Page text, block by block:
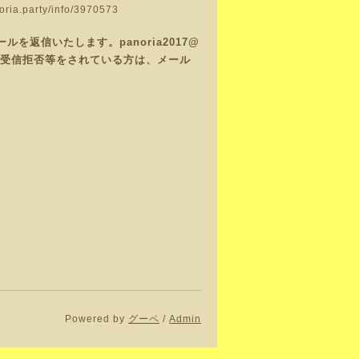
info/3970573
ルを返信いたします。panoria2017@
信拒否等をされている方は、メール
Powered by グーペ / Admin